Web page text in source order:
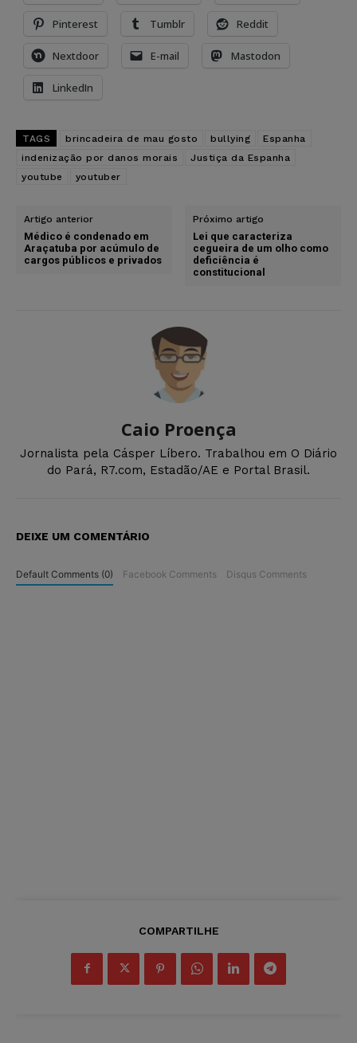
Pinterest Tumblr Reddit
Nextdoor E-mail Mastodon
LinkedIn
TAGS brincadeira de mau gosto bullying
Espanha
indenização por danos morais
Justiça da Espanha
youtube
youtuber
Artigo anterior
Médico é condenado em
Araçatuba por acúmulo de
cargos públicos e privados
Próximo artigo
Lei que caracteriza
cegueira de um olho como
deficiência é
constitucional
Caio Proença
Jornalista pela Cásper Líbero. Trabalhou em O Diário
do Pará, R7.com, Estadão/AE e Portal Brasil.
DEIXE UM COMENTÁRIO
Default Comments (0) Facebook Comments Disqus Comments
COMPARTILHE